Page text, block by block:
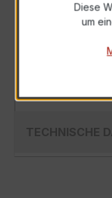
Der
Kl.1 ist ein
TECHNISCHE
Diese
um